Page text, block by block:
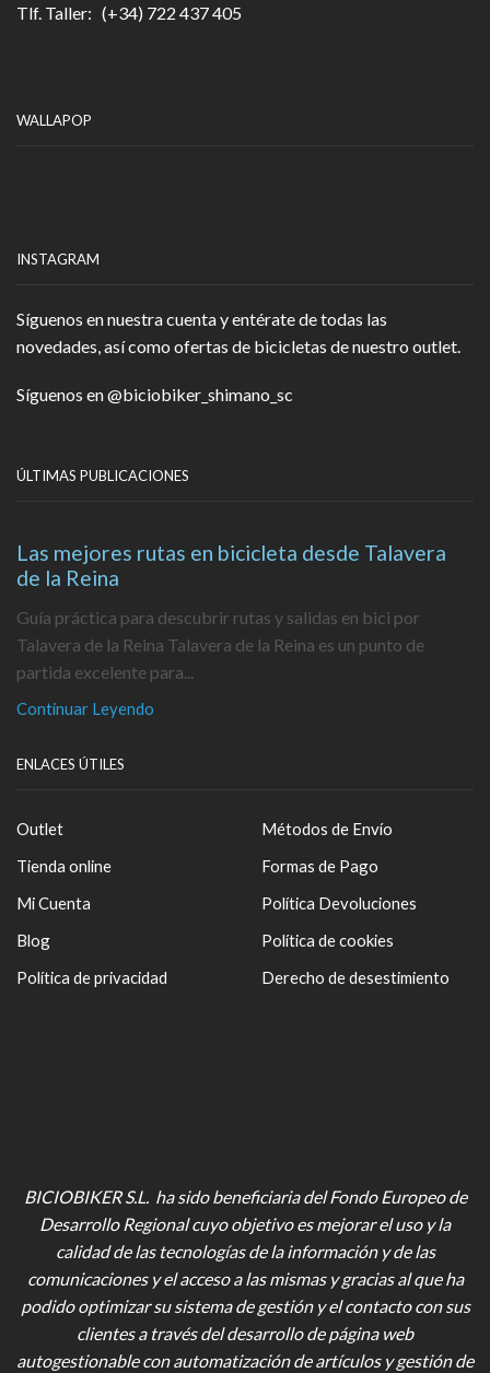
Tlf. Taller: (+34) 722 437 405
WALLAPOP
INSTAGRAM
Síguenos en nuestra cuenta y entérate de todas las
novedades, así como ofertas de bicicletas de nuestro outlet.
Síguenos en@biciobiker_shimano_sc
ÚLTIMAS PUBLICACIONES
Las mejores rutas en bicicleta desde Talavera
de la Reina
Guía práctica para descubrir rutas y salidas en bici por
Talavera de la Reina Talavera de la Reina es un punto de
partida excelente para...
Continuar Leyendo
ENLACES ÚTILES
Outlet
Tienda online
Mi Cuenta
Blog
Política de privacidad
Métodos de Envío
Formas de Pago
Política Devoluciones
Política de cookies
Derecho de desestimiento
BICIOBIKER S.L. ha sido beneficiaria del Fondo Europeo de
Desarrollo Regional cuyo objetivo es mejorar el uso y la
calidad de las tecnologías de la información y de las
comunicaciones y el acceso a las mismas y gracias al que ha
podido optimizar su sistema de gestión y el contacto con sus
clientes a través del desarrollo de página web
autogestionable con automatización de artículos y gestión de